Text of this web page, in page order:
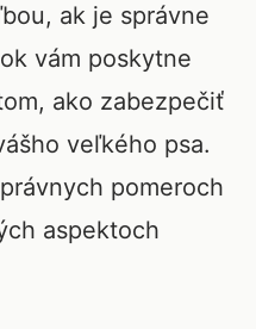
ak je správne
vám poskytne
ako zabezpečiť
veľkého psa.
pomeroch
aspektoch